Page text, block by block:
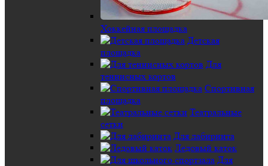
Хоккейная площадка
Детская
площадка
Для
теннисных кортов
Спортивная
площадка
Театральные
сетки
Для лабиринта
Ледовый каток
Для